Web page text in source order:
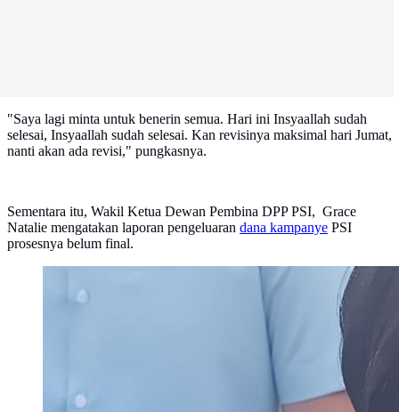
"Saya lagi minta untuk benerin semua. Hari ini Insyaallah sudah
selesai, Insyaallah sudah selesai. Kan revisinya maksimal hari Jumat,
nanti akan ada revisi," pungkasnya.
Sementara itu, Wakil Ketua Dewan Pembina DPP PSI, Grace
Natalie mengatakan laporan pengeluaran dana kampanye PSI
prosesnya belum final.